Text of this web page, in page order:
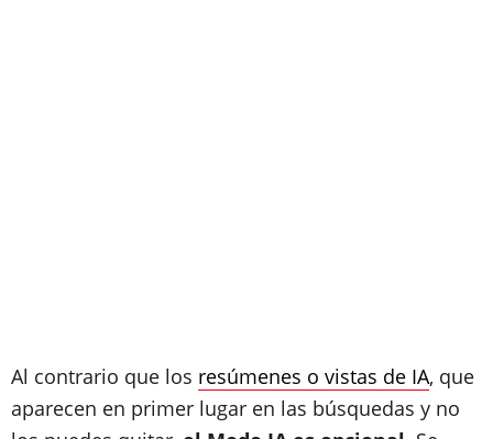
Al contrario que los resúmenes o vistas de IA, que
aparecen en primer lugar en las búsquedas y no